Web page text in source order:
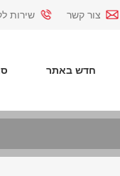
צור קשר שירות
חדש באתר